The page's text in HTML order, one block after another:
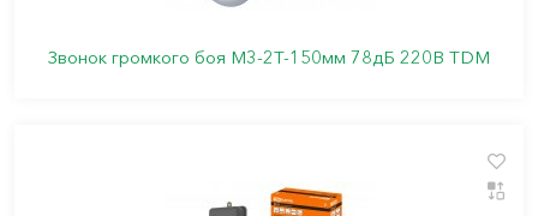
Звонок громкого боя М3-2Т-150мм 78дБ 220В TDM